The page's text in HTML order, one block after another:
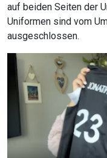
auf beiden Seiten der
Uniformen sind vom
ausgeschlossen.